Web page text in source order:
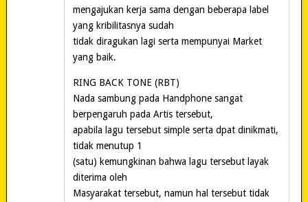
mengajukan kerja sama dengan beberapa label
yang kribilitasnya sudah
tidak diragukan lagi serta mempunyai Market
yang baik.
RING BACK TONE (RBT)
Nada sambung pada Handphone sangat
berpengaruh pada Artis tersebut,
apabila lagu tersebut simple serta dpat dinikmati,
tidak menutup 1
(satu) kemungkinan bahwa lagu tersebut layak
diterima oleh
Masyarakat tersebut, namun hal tersebut tidak